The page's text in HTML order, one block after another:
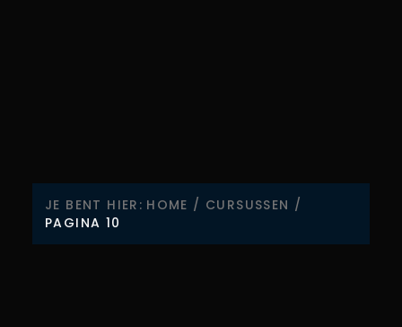
JE BENT HIER: HOME / CURSUSSEN /
PAGINA 10